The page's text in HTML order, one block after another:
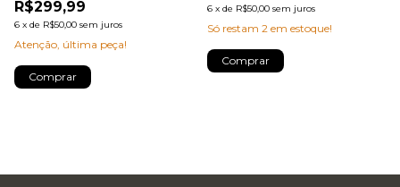
R$299,99
6 x de R$50,00 sem juros
Atenção, última peça!
Comprar
6 x de R$50,00 sem juros
Só restam 2 em estoque!
Comprar